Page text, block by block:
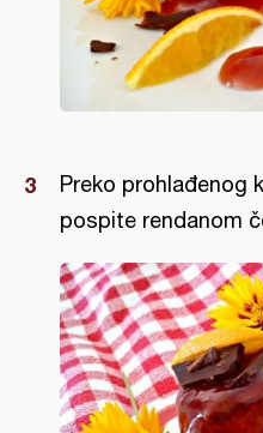
Preko prohlađenog
pospite rendanom